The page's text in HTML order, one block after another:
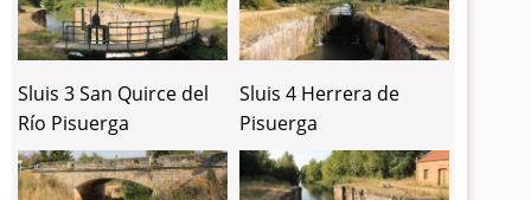
Sluis 3 San Quirce del
Río Pisuerga
Sluis 4 Herrera de
Pisuerga